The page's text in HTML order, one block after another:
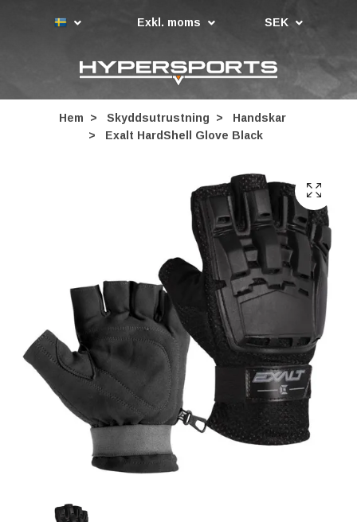
Exkl. moms SEK
Hem Skyddsutrustning
Handskar
Exalt HardShell Glove Black